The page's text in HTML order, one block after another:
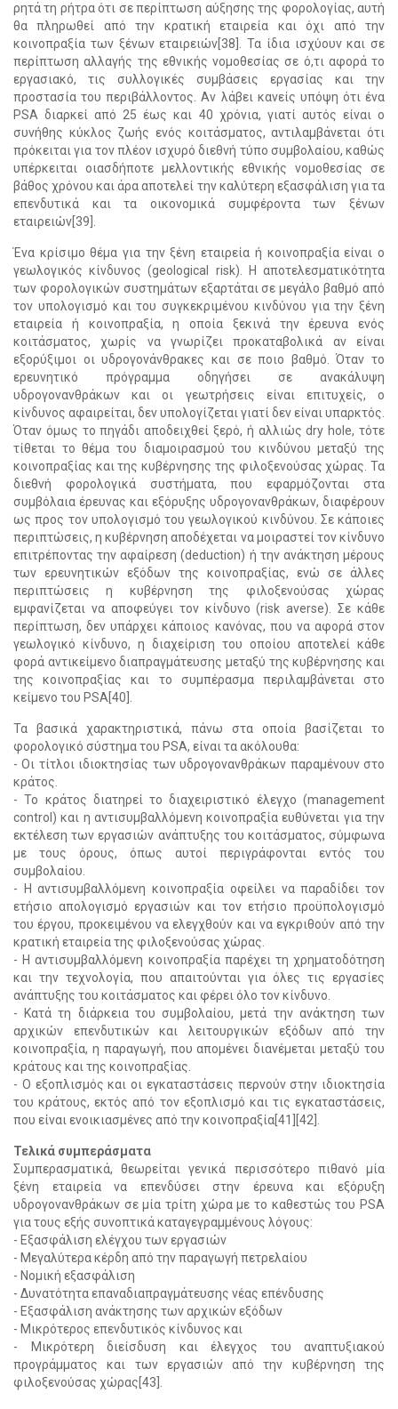
ρητά τη ρήτρα ότι σε περίπτωση αύξησης της φορολογίας, αυτή
θα πληρωθεί από την κρατική εταιρεία και όχι από την
κοινοπραξία των ξένων εταιρειών[38]. Τα ίδια ισχύουν και σε
περίπτωση αλλαγής της εθνικής νομοθεσίας σε ό,τι αφορά το
εργασιακό, τις συλλογικές συμβάσεις εργασίας και την
προστασία του περιβάλλοντος. Αν λάβει κανείς υπόψη ότι ένα
PSA διαρκεί από 25 έως και 40 χρόνια, γιατί αυτός είναι ο
συνήθης κύκλος ζωής ενός κοιτάσματος, αντιλαμβάνεται ότι
πρόκειται για τον πλέον ισχυρό διεθνή τύπο συμβολαίου, καθώς
υπέρκειται οιασδήποτε μελλοντικής εθνικής νομοθεσίας σε
βάθος χρόνου και άρα αποτελεί την καλύτερη εξασφάλιση για τα
επενδυτικά και τα οικονομικά συμφέροντα των ξένων
εταιρειών[39].
Ένα κρίσιμο θέμα για την ξένη εταιρεία ή κοινοπραξία είναι ο
γεωλογικός κίνδυνος (geological risk). Η αποτελεσματικότητα
των φορολογικών συστημάτων εξαρτάται σε μεγάλο βαθμό από
τον υπολογισμό και του συγκεκριμένου κινδύνου για την ξένη
εταιρεία ή κοινοπραξία, η οποία ξεκινά την έρευνα ενός
κοιτάσματος, χωρίς να γνωρίζει προκαταβολικά αν είναι
εξορύξιμοι οι υδρογονάνθρακες και σε ποιο βαθμό. Όταν το
ερευνητικό πρόγραμμα οδηγήσει σε ανακάλυψη
υδρογονανθράκων και οι γεωτρήσεις είναι επιτυχείς, ο
κίνδυνος αφαιρείται, δεν υπολογίζεται γιατί δεν είναι υπαρκτός.
Όταν όμως το πηγάδι αποδειχθεί ξερό, ή αλλιώς dry hole, τότε
τίθεται το θέμα του διαμοιρασμού του κινδύνου μεταξύ της
κοινοπραξίας και της κυβέρνησης της φιλοξενούσας χώρας. Τα
διεθνή φορολογικά συστήματα, που εφαρμόζονται στα
συμβόλαια έρευνας και εξόρυξης υδρογονανθράκων, διαφέρουν
ως προς τον υπολογισμό του γεωλογικού κινδύνου. Σε κάποιες
περιπτώσεις, η κυβέρνηση αποδέχεται να μοιραστεί τον κίνδυνο
επιτρέποντας την αφαίρεση (deduction) ή την ανάκτηση μέρους
των ερευνητικών εξόδων της κοινοπραξίας, ενώ σε άλλες
περιπτώσεις η κυβέρνηση της φιλοξενούσας χώρας
εμφανίζεται να αποφεύγει τον κίνδυνο (risk averse). Σε κάθε
περίπτωση, δεν υπάρχει κάποιος κανόνας, που να αφορά στον
γεωλογικό κίνδυνο, η διαχείριση του οποίου αποτελεί κάθε
φορά αντικείμενο διαπραγμάτευσης μεταξύ της κυβέρνησης και
της κοινοπραξίας και το συμπέρασμα περιλαμβάνεται στο
κείμενο του PSA[40].
Τα βασικά χαρακτηριστικά, πάνω στα οποία βασίζεται το
φορολογικό σύστημα του PSA, είναι τα ακόλουθα:
- Οι τίτλοι ιδιοκτησίας των υδρογονανθράκων παραμένουν στο
κράτος.
- Το κράτος διατηρεί το διαχειριστικό έλεγχο (management
control) και η αντισυμβαλλόμενη κοινοπραξία ευθύνεται για την
εκτέλεση των εργασιών ανάπτυξης του κοιτάσματος, σύμφωνα
με τους όρους, όπως αυτοί περιγράφονται εντός του
συμβολαίου.
- Η αντισυμβαλλόμενη κοινοπραξία οφείλει να παραδίδει τον
ετήσιο απολογισμό εργασιών και τον ετήσιο προϋπολογισμό
του έργου, προκειμένου να ελεγχθούν και να εγκριθούν από την
κρατική εταιρεία της φιλοξενούσας χώρας.
- Η αντισυμβαλλόμενη κοινοπραξία παρέχει τη χρηματοδότηση
και την τεχνολογία, που απαιτούνται για όλες τις εργασίες
ανάπτυξης του κοιτάσματος και φέρει όλο τον κίνδυνο.
- Κατά τη διάρκεια του συμβολαίου, μετά την ανάκτηση των
αρχικών επενδυτικών και λειτουργικών εξόδων από την
κοινοπραξία, η παραγωγή, που απομένει διανέμεται μεταξύ του
κράτους και της κοινοπραξίας.
- Ο εξοπλισμός και οι εγκαταστάσεις περνούν στην ιδιοκτησία
του κράτους, εκτός από τον εξοπλισμό και τις εγκαταστάσεις,
που είναι ενοικιασμένες από την κοινοπραξία[41][42].
Τελικά συμπεράσματα
Συμπερασματικά, θεωρείται γενικά περισσότερο πιθανό μία
ξένη εταιρεία να επενδύσει στην έρευνα και εξόρυξη
υδρογονανθράκων σε μία τρίτη χώρα με το καθεστώς του PSA
για τους εξής συνοπτικά καταγεγραμμένους λόγους:
- Εξασφάλιση ελέγχου των εργασιών
- Μεγαλύτερα κέρδη από την παραγωγή πετρελαίου
- Νομική εξασφάλιση
- Δυνατότητα επαναδιαπραγμάτευσης νέας επένδυσης
- Εξασφάλιση ανάκτησης των αρχικών εξόδων
- Μικρότερος επενδυτικός κίνδυνος και
- Μικρότερη διείσδυση και έλεγχος του αναπτυξιακού
προγράμματος και των εργασιών από την κυβέρνηση της
φιλοξενούσας χώρας[43].